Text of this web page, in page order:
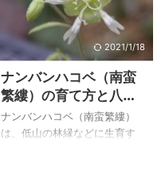
良いと思いますが、普通の鉢
でもかなり殖えます。わが家
は草物盆栽などにして鑑賞す
るので、少し大きな鉢で殖や
しながら栽培しています。 下
に仲間のツクシ（土筆）の写
真と特徴を載せています。 上
のヒメトクサ（姫砥草）は自
2021/1/18
ナンバンハコベ（南蛮
繁縷）の育て方と八千
穂高原自然園のナンバ
ンハコベ
ナンバンハコベ（南蛮繁縷）
は、低山の林縁などに生育す